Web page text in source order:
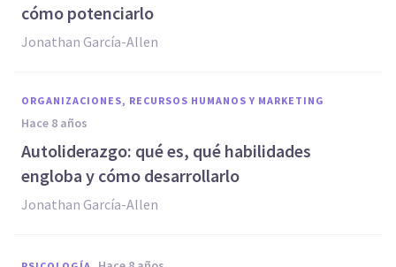
cómo potenciarlo
Jonathan García-Allen
ORGANIZACIONES, RECURSOS HUMANOS Y MARKETING
hace 8 años
Autoliderazgo: qué es, qué habilidades
engloba y cómo desarrollarlo
Jonathan García-Allen